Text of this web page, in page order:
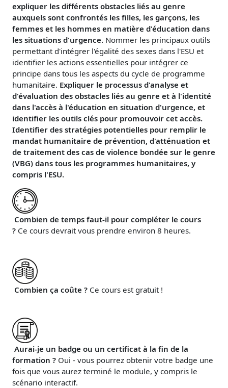
expliquer les différents obstacles liés au genre
auxquels sont confrontés les filles, les garçons, les
femmes et les hommes en matière d'éducation dans
les situations d'urgence. Nommer les principaux outils
permettant d'intégrer l'égalité des sexes dans l'ESU et
identifier les actions essentielles pour intégrer ce
principe dans tous les aspects du cycle de programme
humanitaire. Expliquer le processus d'analyse et
d'évaluation des obstacles liés au genre et à l'identité
dans l'accès à l'éducation en situation d'urgence, et
identifier les outils clés pour promouvoir cet accès.
Identifier des stratégies potentielles pour remplir le
mandat humanitaire de prévention, d'atténuation et
de traitement des cas de violence bondée sur le genre
(VBG) dans tous les programmes humanitaires, y
compris l'ESU.
Combien de temps faut-il pour compléter le cours
? Ce cours devrait vous prendre environ 8 heures.
Combien ça coûte ? Ce cours est gratuit !
Aurai-je un badge ou un certificat à la fin de la
formation ? Oui - vous pourrez obtenir votre badge une
fois que vous aurez terminé le module, y compris le
scénario interactif.